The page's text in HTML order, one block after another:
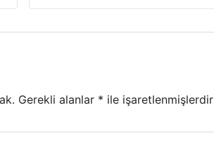
Gerekli alanlar * ile işaretlenmişlerdir